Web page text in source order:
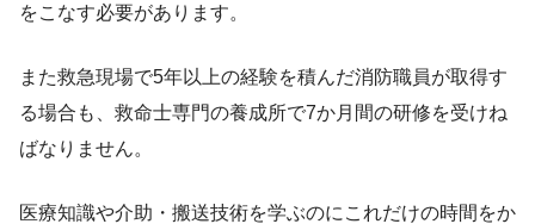
をこなす必要があります。
また救急現場で5年以上の経験を積んだ消防職員が取得す
る場合も、救命士専門の養成所で7か月間の研修を受けね
ばなりません。
医療知識や介助・搬送技術を学ぶのにこれだけの時間をか